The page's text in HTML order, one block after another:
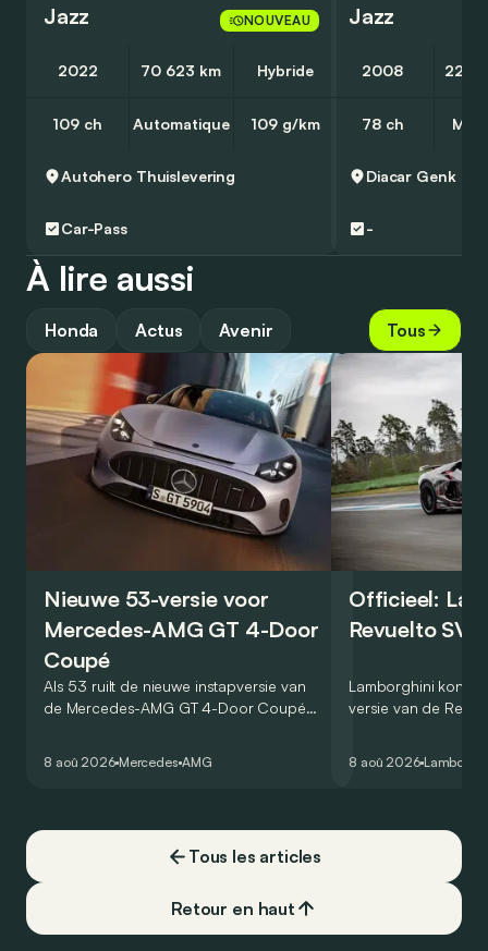
Jazz
NOUVEAU
2022 70 623 km Hybride
109 ch Automatique 109 g/km
Autohero Thuislevering
Car-Pass
Jazz
2008 221
78 ch
Diacar Genk
-
À lire aussi
Honda Actus Avenir Tous
Nieuwe 53-versie voor
Mercedes-AMG GT 4-Door
Coupé
Als 53 ruilt de nieuwe instapversie van
de Mercedes-AMG GT 4-Door Coupé
8 aoû 2026 Mercedes AMG
Officieel:
Revuelto SV
Lamborghini
versie van de
een record voor
8 aoû 2026
Tous les articles
Retour en haut